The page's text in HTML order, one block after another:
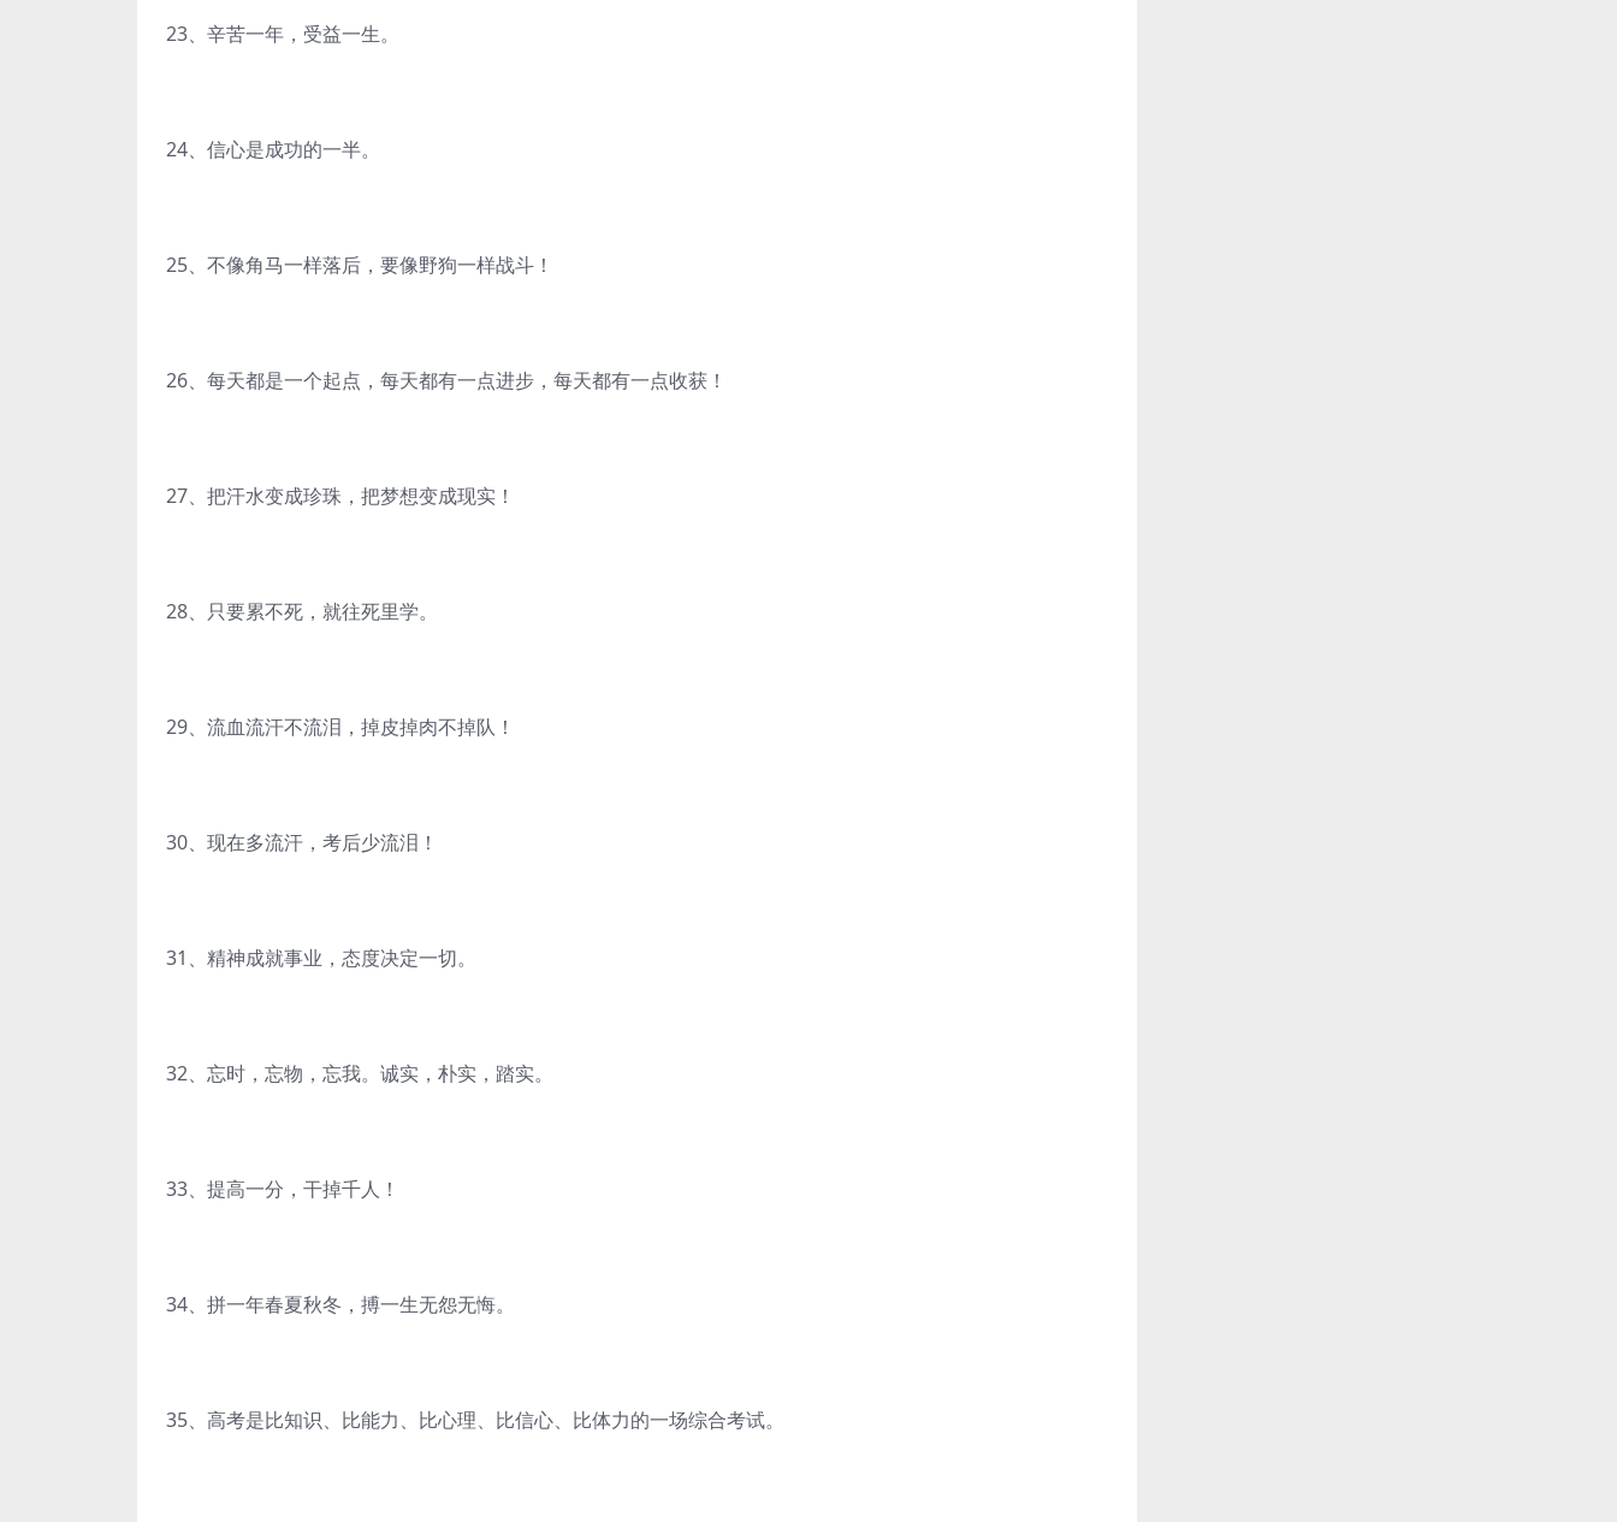
23、辛苦一年，受益一生。
24、信心是成功的一半。
25、不像角马一样落后，要像野狗一样战斗！
26、每天都是一个起点，每天都有一点进步，每天都有一点收获！
27、把汗水变成珍珠，把梦想变成现实！
28、只要累不死，就往死里学。
29、流血流汗不流泪，掉皮掉肉不掉队！
30、现在多流汗，考后少流泪！
31、精神成就事业，态度决定一切。
32、忘时，忘物，忘我。诚实，朴实，踏实。
33、提高一分，干掉千人！
34、拼一年春夏秋冬，搏一生无怨无悔。
35、高考是比知识、比能力、比心理、比信心、比体力的一场综合考试。